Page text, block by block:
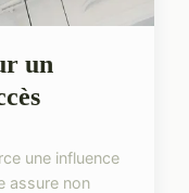
un
une influence
assure non